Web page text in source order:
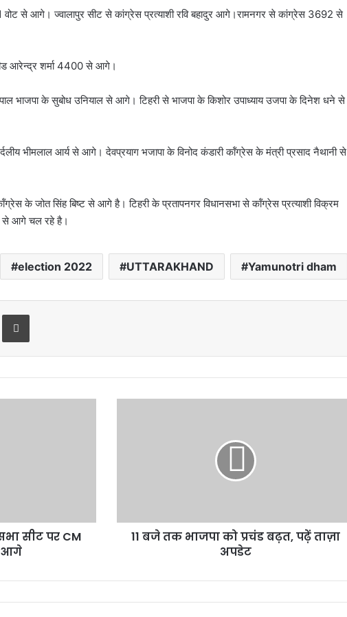
वोट से आगे। ज्वालापुर सीट से कांग्रेस प्रत्याशी रवि बहादुर आगे।रामनगर से कांग्रेस 3692 से
आरेन्द्र शर्मा 4400 से आगे।
भाजपा के सुबोध उनियाल से आगे। टिहरी से भाजपा के किशोर उपाध्याय उजपा के दिनेश धने से
भीमलाल आर्य से आगे। देवप्रयाग भजापा के विनोद कंडारी कॉंग्रेस के मंत्री प्रसाद नैथानी से
के जोत सिंह बिष्ट से आगे है। टिहरी के प्रतापनगर विधानसभा से कॉंग्रेस प्रत्याशी विक्रम
से आगे चल रहे है।
election 2022 UTTARAKHAND Yamunotri dham
via Email Print
सीट पर CM
आगे
ताज़ा
अपडेट11 बजे तक भाजपा को प्रचंड बढ़त, पढ़ें ताज़ा
अपडेट